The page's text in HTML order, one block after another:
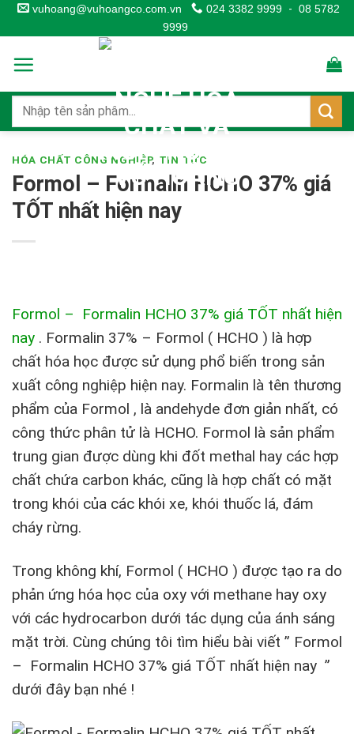
Skip
to
content
vuhoang@vuhoangco.com.vn 024 3382 9999 - 08 5782
9999
HÓA CHẤT CÔNG NGHIỆP, TIN TỨC
Formol – Formalin HCHO 37% giá
TỐT nhất hiện nay
Formol – Formalin HCHO 37% giá TỐT nhất hiện
nay . Formalin 37% – Formol ( HCHO ) là hợp
chất hóa học được sử dụng phổ biến trong sản
xuất công nghiệp hiện nay. Formalin là tên thương
phẩm của Formol , là andehyde đơn giản nhất, có
công thức phân tử là HCHO. Formol là sản phẩm
trung gian được dùng khi đốt methal hay các hợp
chất chứa carbon khác, cũng là hợp chất có mặt
trong khói của các khói xe, khói thuốc lá, đám
cháy rừng.
Trong không khí, Formol ( HCHO ) được tạo ra do
phản ứng hóa học của oxy với methane hay oxy
với các hydrocarbon dưới tác dụng của ánh sáng
mặt trời. Cùng chúng tôi tìm hiểu bài viết ” Formol
– Formalin HCHO 37% giá TỐT nhất hiện nay ”
dưới đây bạn nhé !